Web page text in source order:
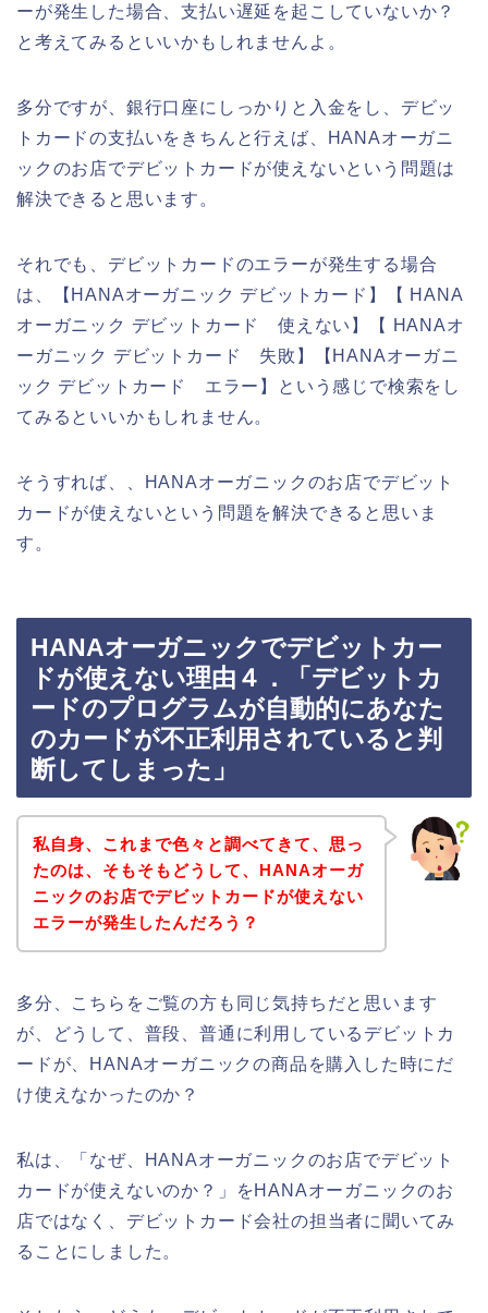
ーが発生した場合、支払い遅延を起こしていないか？
と考えてみるといいかもしれませんよ。
多分ですが、銀行口座にしっかりと入金をし、デビッ
トカードの支払いをきちんと行えば、HANAオーガニ
ックのお店でデビットカードが使えないという問題は
解決できると思います。
それでも、デビットカードのエラーが発生する場合
は、【HANAオーガニック デビットカード】【 HANA
オーガニック デビットカード 使えない】【 HANAオ
ーガニック デビットカード 失敗】【HANAオーガニ
ック デビットカード エラー】という感じで検索をし
てみるといいかもしれません。
そうすれば、、HANAオーガニックのお店でデビット
カードが使えないという問題を解決できると思いま
す。
HANAオーガニックでデビットカー
ドが使えない理由４．「デビットカ
ードのプログラムが自動的にあなた
のカードが不正利用されていると判
断してしまった」
私自身、これまで色々と調べてきて、思っ
たのは、そもそもどうして、HANAオーガ
ニックのお店でデビットカードが使えない
エラーが発生したんだろう？
多分、こちらをご覧の方も同じ気持ちだと思います
が、どうして、普段、普通に利用しているデビットカ
ードが、HANAオーガニックの商品を購入した時にだ
け使えなかったのか？
私は、「なぜ、HANAオーガニックのお店でデビット
カードが使えないのか？」をHANAオーガニックのお
店ではなく、デビットカード会社の担当者に聞いてみ
ることにしました。